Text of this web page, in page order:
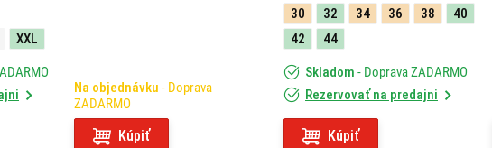
XXL
Na objednávku - Doprava
ZADARMO
Kúpiť
30
32 34 36 38
40
42
44
Skladom - Doprava ZADARMO
Rezervovať na predajni
Kúpiť